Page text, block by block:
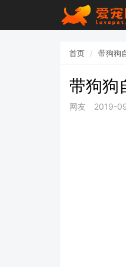
首页 带狗狗
带狗狗
网友 2019-